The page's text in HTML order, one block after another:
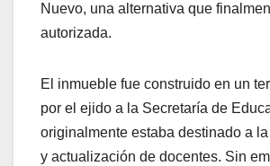
Nuevo, una alternativa que
autorizada.
El inmueble fue construido en un
por el ejido a la Secretaría de
originalmente estaba destinado a
y actualización de docentes. Sin